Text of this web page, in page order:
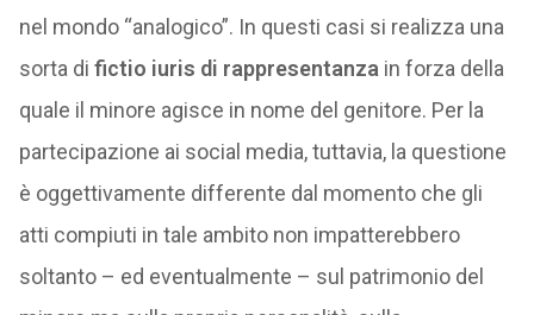
nel mondo “analogico”. In questi casi si realizza una
sorta di fictio iuris di rappresentanza in forza della
quale il minore agisce in nome del genitore. Per la
partecipazione ai social media, tuttavia, la questione
è oggettivamente differente dal momento che gli
atti compiuti in tale ambito non impatterebbero
soltanto – ed eventualmente – sul patrimonio del